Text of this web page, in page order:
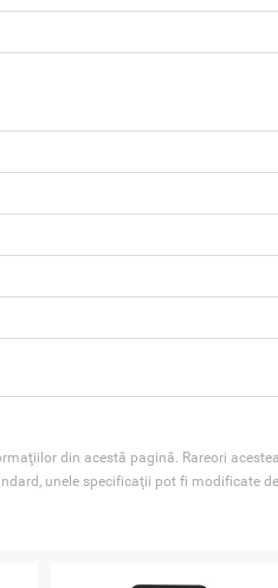
din acestă pagină. Rareori
unele specificaţii pot fi modificate